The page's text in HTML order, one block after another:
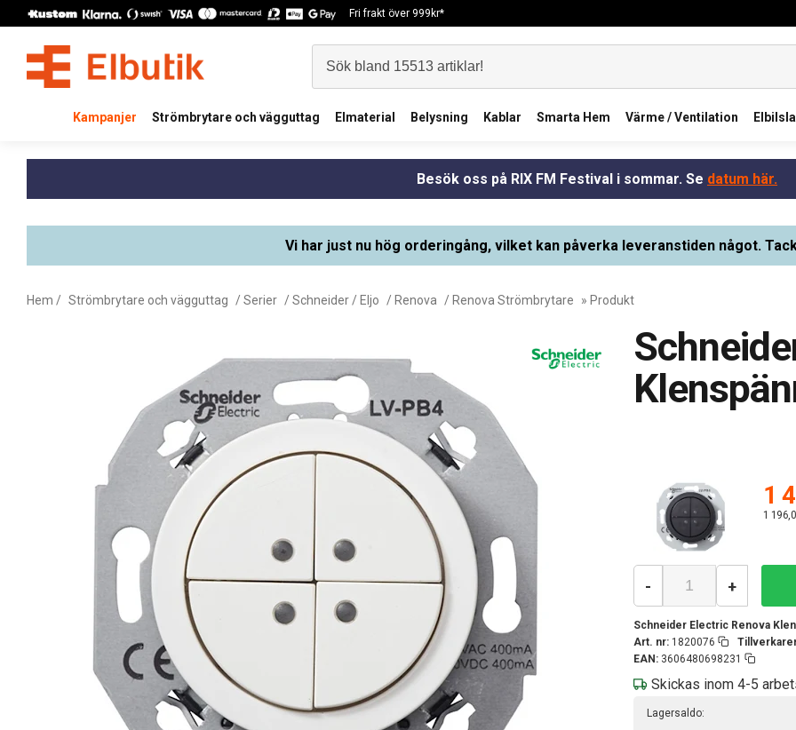
Fri frakt över 999kr*
Kampanjer Strömbrytare och vägguttag Elmaterial Belysning Kablar Smarta Hem Värme / Ventilation
Besök oss på RIX FM Festival i sommar. Se datum här.
Vi har just nu hög orderingång, vilket kan påverka leveranstiden något.
Hem / Strömbrytare och vägguttag /Serier /Schneider / Eljo / Renova / Renova Strömbrytare » Produkt
1
1
Schneider Electric Renova
Art. nr: 1820076
EAN: 3606480698231
- +
Skickas inom 4-5
Lagersaldo: